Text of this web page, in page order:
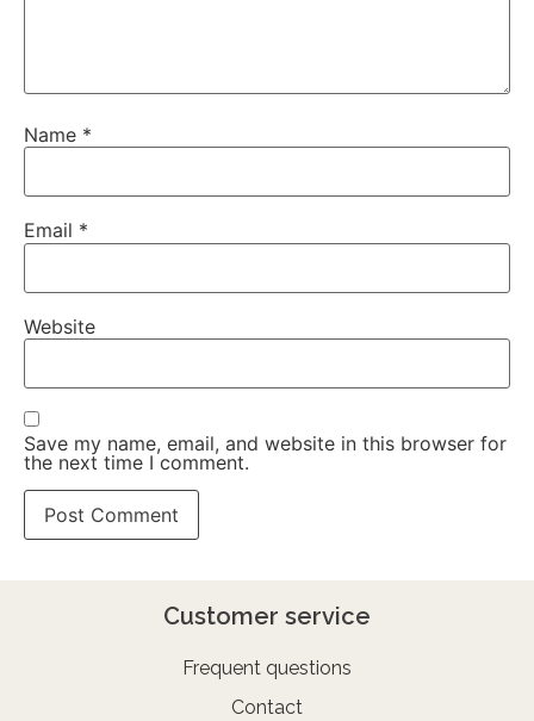
Name *
Email *
Website
Save my name, email, and website in this browser for
the next time I comment.
Customer service
Frequent questions
Contact